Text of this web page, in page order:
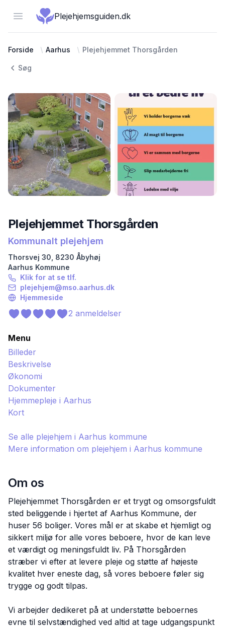
Open menuPlejehjemsguiden.dk
Forside Aarhus Plejehjemmet Thorsgården
Søg
Plejehjemmet Thorsgården
Kommunalt plejehjem
Thorsvej 30 8230 Åbyhøj
Aarhus Kommune
Klik for at se tlf.
plejehjem@mso.aarhus.dk
Hjemmeside
2 anmeldelser
Menu
Billeder
Beskrivelse
Økonomi
Dokumenter
Hjemmepleje i Aarhus
Kort
Se alle plejehjem i Aarhus kommune
Mere information om plejehjem i Aarhus kommune
Om os
Plejehjemmet Thorsgården er et trygt og omsorgsfuldt
sted beliggende i hjertet af Aarhus Kommune, der
huser 56 boliger. Vores mål er at skabe et hjemligt og
sikkert miljø for alle vores beboere, hvor de kan leve
et værdigt og meningsfuldt liv. På Thorsgården
stræber vi efter at levere pleje og støtte af højeste
kvalitet hver eneste dag, så vores beboere føler sig
trygge og godt tilpas.
Vi arbejder dedikeret på at understøtte beboernes
evne til selvstændighed ved altid at tage udgangspunkt